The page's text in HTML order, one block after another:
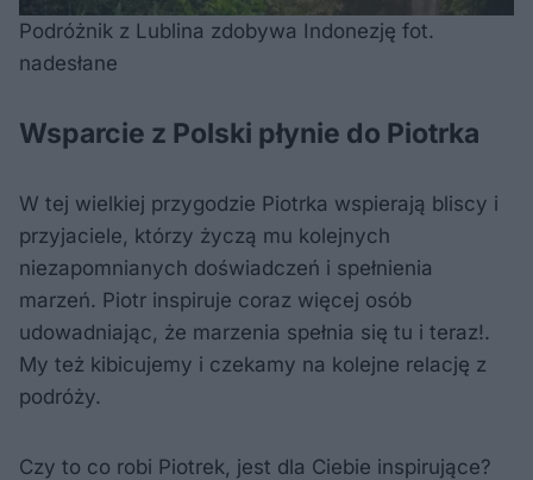
Podróżnik z Lublina zdobywa Indonezję fot.
nadesłane
Wsparcie z Polski płynie do Piotrka
W tej wielkiej przygodzie Piotrka wspierają bliscy i
przyjaciele, którzy życzą mu kolejnych
niezapomnianych doświadczeń i spełnienia
marzeń. Piotr inspiruje coraz więcej osób
udowadniając, że marzenia spełnia się tu i teraz!.
My też kibicujemy i czekamy na kolejne relację z
podróży.
Czy to co robi Piotrek, jest dla Ciebie inspirujące?